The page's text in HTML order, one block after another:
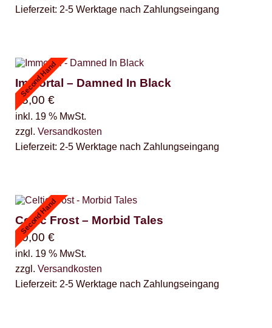
Lieferzeit: 2-5 Werktage nach Zahlungseingang
Second Hand
Immortal – Damned In Black
45,00 €
inkl. 19 % MwSt.
zzgl. Versandkosten
Lieferzeit: 2-5 Werktage nach Zahlungseingang
Second Hand
Celtic Frost – Morbid Tales
90,00 €
inkl. 19 % MwSt.
zzgl. Versandkosten
Lieferzeit: 2-5 Werktage nach Zahlungseingang